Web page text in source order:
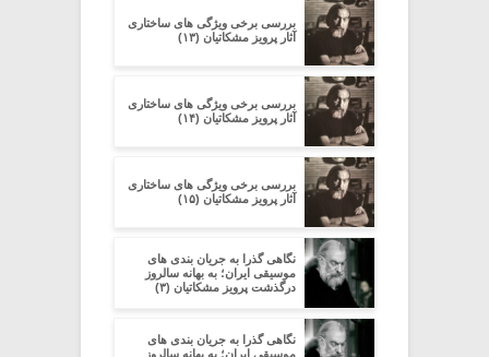
بررسی برخی ویژگی های ساختاری
آثار پرویز مشکاتیان (۱۳)
بررسی برخی ویژگی های ساختاری
آثار پرویز مشکاتیان (۱۴)
بررسی برخی ویژگی های ساختاری
آثار پرویز مشکاتیان (۱۵)
نگاهی گذرا به جریان بندی های
موسیقی ایران؛ به بهانه سالروز
درگذشت پرویز مشکاتیان (۳)
نگاهی گذرا به جریان بندی های
موسیقی ایران؛ به بهانه سالروز